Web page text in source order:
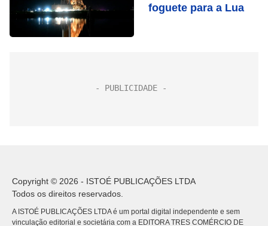
foguete para a Lua
Copyright © 2026 - ISTOÉ PUBLICAÇÕES LTDA
Todos os direitos reservados.
A ISTOÉ PUBLICAÇÕES LTDA é um portal digital independente e sem
vinculação editorial e societária com a EDITORA TRES COMÉRCIO DE